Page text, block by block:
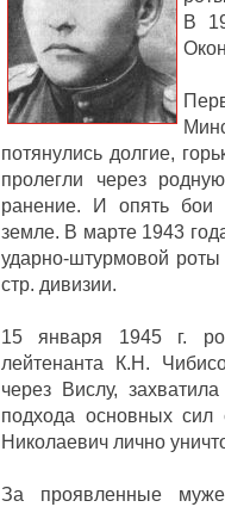
В
потянулись долгие,
пролегли через
ранение. И опять бои
земле. В марте 1943
ударно-штурмовой роты
стр. дивизии.
15 января 1945 г.
лейтенанта К. Н.
через Вислу,
подхода основных
Николаевич лично
За проявленные